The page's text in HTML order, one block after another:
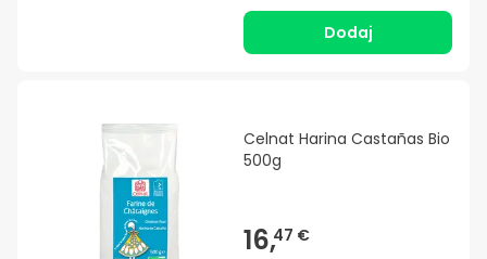
Dodaj
Celnat Harina Castañas Bio
500g
16,47 €